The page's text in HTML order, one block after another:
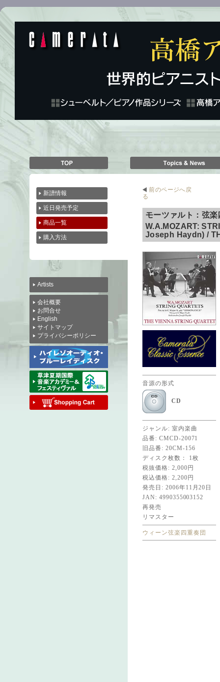
新譜情報
近日発売予定
商品一覧
購入方法
Artists
会社概要
お問合せ
English
サイトマップ
プライバシーポリシー
前のページへ戻
る
モーツァルト：弦
W.A.MOZART:
Joseph Haydn) /
音源の形式
CD
ジャンル: 室内楽曲
品番: CMCD-20071
旧品番: 20CM-156
ディスク枚数： 1枚
税抜価格: 2,000円
税込価格: 2,200円
発売日: 2006年11月20日
JAN: 4990355003152
再発売
リマスター
ウィーン弦楽四重奏団